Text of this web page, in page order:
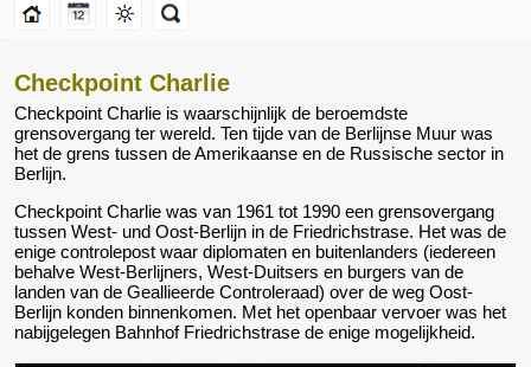
Checkpoint Charlie
Checkpoint Charlie is waarschijnlijk de beroemdste
grensovergang ter wereld. Ten tijde van de Berlijnse Muur was
het de grens tussen de Amerikaanse en de Russische sector in
Berlijn.
Checkpoint Charlie was van 1961 tot 1990 een grensovergang
tussen West- und Oost-Berlijn in de Friedrichstrase. Het was de
enige controlepost waar diplomaten en buitenlanders (iedereen
behalve West-Berlijners, West-Duitsers en burgers van de
landen van de Geallieerde Controleraad) over de weg Oost-
Berlijn konden binnenkomen. Met het openbaar vervoer was het
nabijgelegen Bahnhof Friedrichstrase de enige mogelijkheid.